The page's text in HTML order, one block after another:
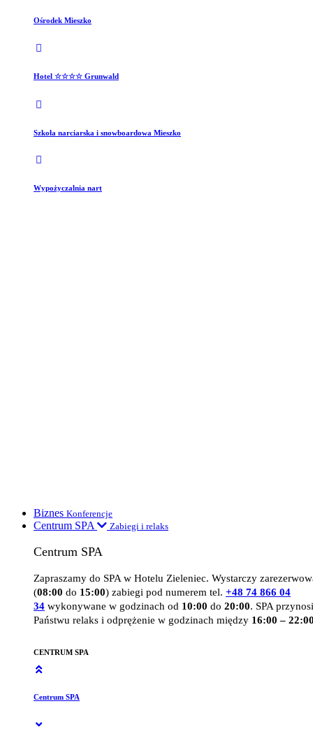
Ośrodek Mieszko
Hotel ☆☆☆☆ Grunwald
Szkoła narciarska i snowboardowa Mieszko
Wypożyczalnia nart
Biznes Konferencje
Centrum SPA Zabiegi i relaks
Centrum SPA
Zapraszamy do SPA w Hotelu Zieleniec. Wystarczy
(08:00 do 15:00) zabiegi pod numerem tel. +48 74 866 04
34 wykonywane w godzinach od 10:00 do 20:00. SPA przynosi
Państwu relaks i odprężenie w godzinach między 16:00 –
CENTRUM SPA
Centrum SPA